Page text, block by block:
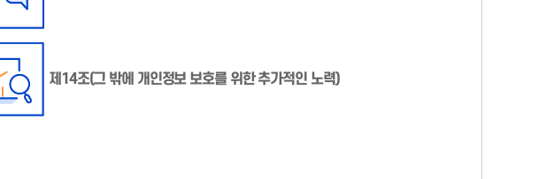
제14조(그 밖에 개인정보 보호를 위한 추가적인 노력)